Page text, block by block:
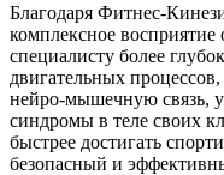
Благодаря Фитнес-
комплексное восприятие
специалисту более
двигательных
нейро-мышечную связь,
синдромы в теле своих
быстрее достигать
безопасный и